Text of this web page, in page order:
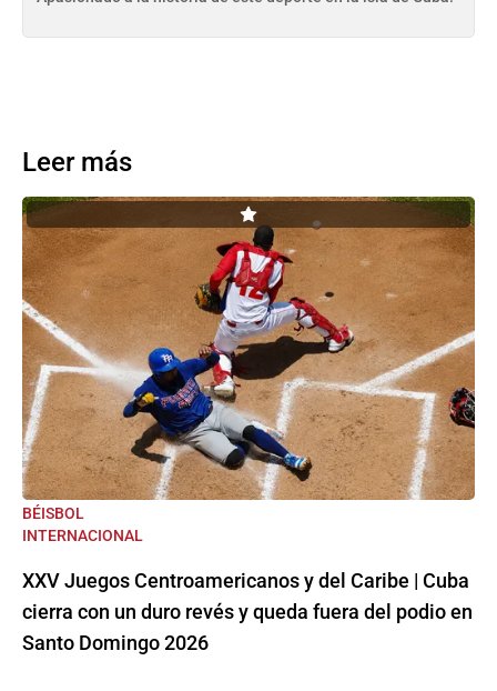
Leer más
BÉISBOL
INTERNACIONAL
XXV Juegos Centroamericanos y del Caribe | Cuba
cierra con un duro revés y queda fuera del podio en
Santo Domingo 2026